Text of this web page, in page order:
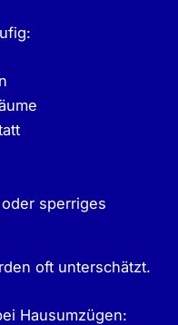
sperriges
oft unterschätzt.
Hausumzügen: